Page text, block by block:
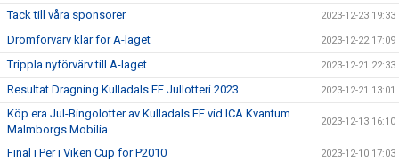
Tack till våra sponsorer 2023-12-23 19:33
Drömförvärv klar för A-laget 2023-12-22 17:09
Trippla nyförvärv till A-laget 2023-12-21 22:33
Resultat Dragning Kulladals FF Jullotteri 2023 2023-12-21 13:01
Köp era Jul-Bingolotter av Kulladals FF vid ICA Kvantum
Malmborgs Mobilia
2023-12-13 16:10
Final i Per i Viken Cup för P2010 2023-12-10 17:03